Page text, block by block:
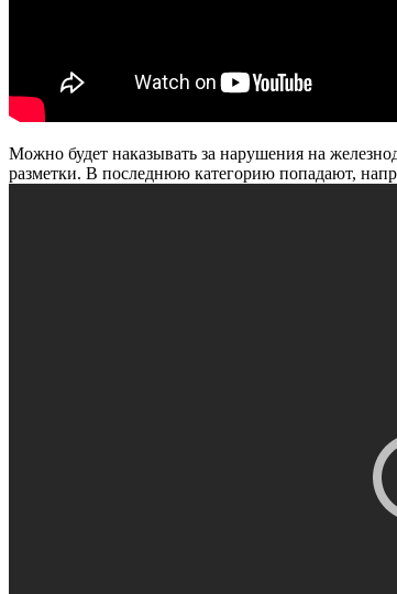
Можно будет наказывать за нарушения на
разметки. В последнюю категорию попадают,